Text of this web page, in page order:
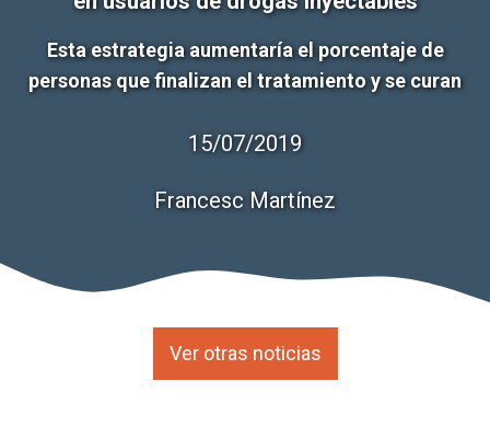
Esta estrategia aumentaría el porcentaje de
personas que finalizan el tratamiento y se curan
15/07/2019
Francesc Martínez
Ver otras noticias